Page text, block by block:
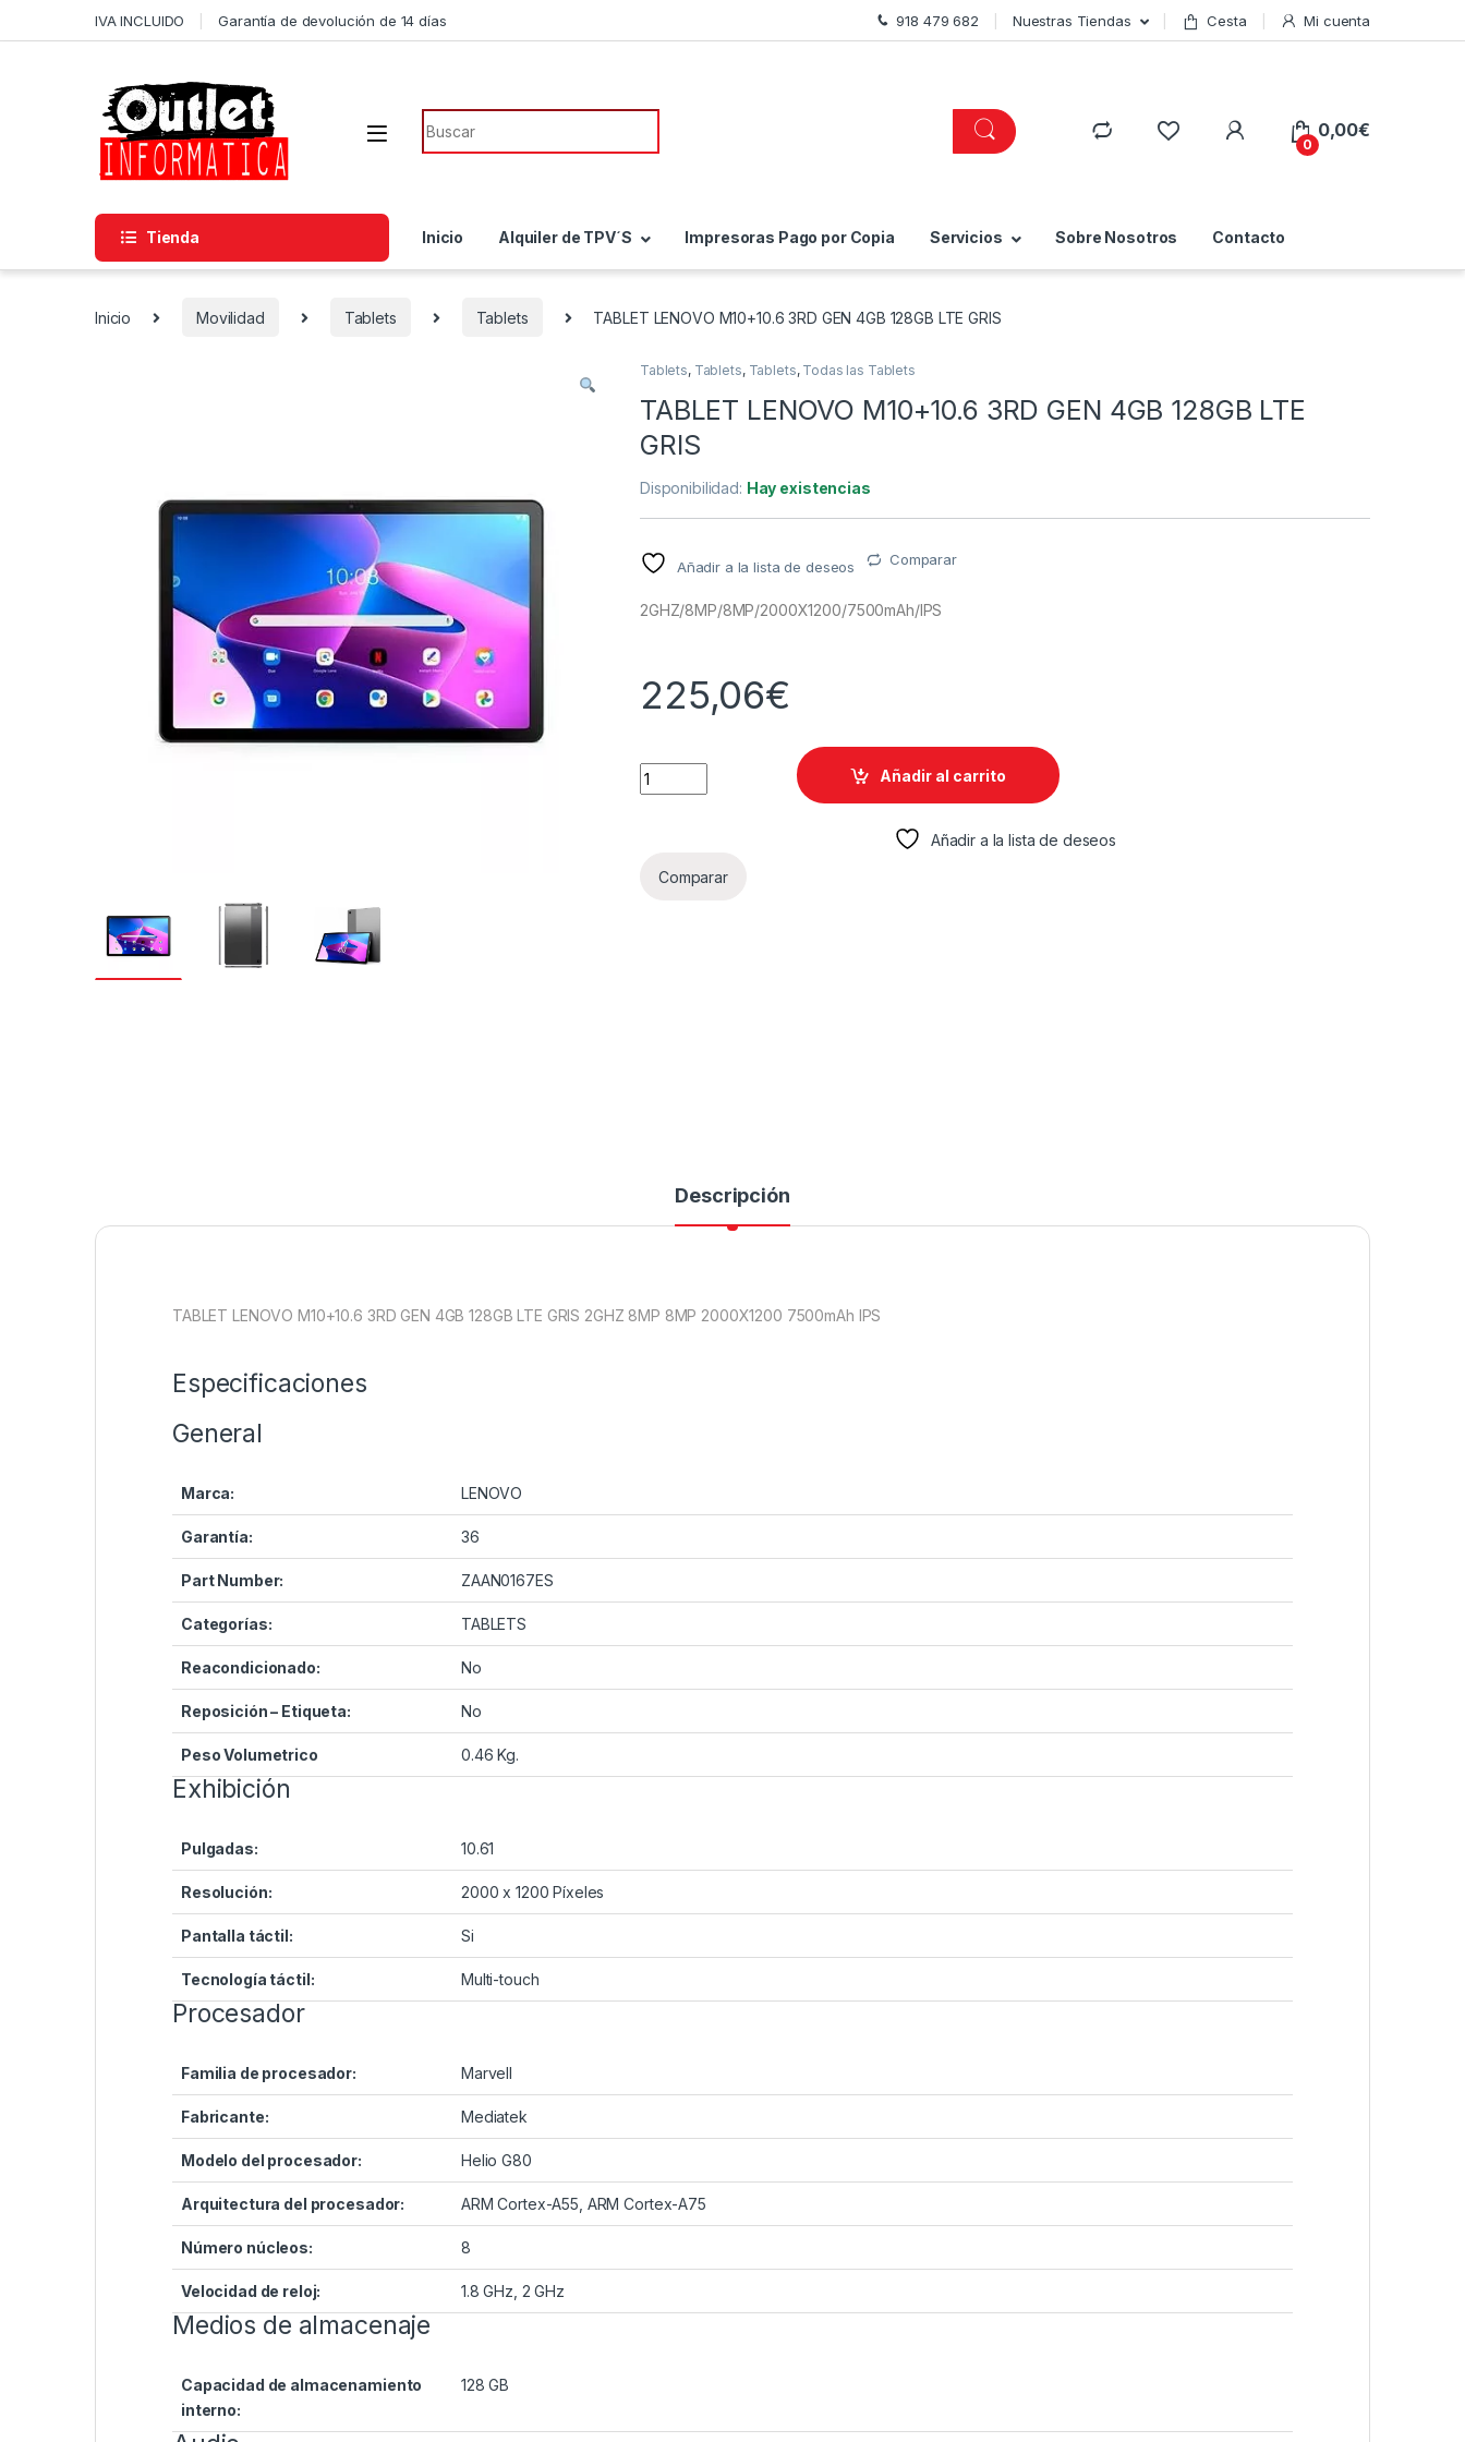
IVA INCLUIDO Garantía de devolución de 14 días 918 479 682 Nuestras Tiendas Cesta Mi cuenta
Búsqueda de:
0
0,00€
Tienda Inicio Alquiler de TPV´S Impresoras Pago por Copia Servicios Sobre Nosotros Contacto
Inicio Movilidad Tablets Tablets TABLET LENOVO M10+10.6 3RD GEN 4GB 128GB LTE GRIS
Tablets, Tablets, Tablets, Todas las Tablets
TABLET LENOVO M10+10.6 3RD GEN 4GB 128GB LTE
GRIS
Disponibilidad: Hay existencias
Añadir a la lista de deseos Comparar
2GHZ/8MP/8MP/2000X1200/7500mAh/IPS
225,06€
TABLET LENOVO M10+10.6 3RD GEN 4GB 128GB LTE GRIS cantidad
Añadir al carrito
Añadir a la lista de deseos
Comparar
Descripción
TABLET LENOVO M10+10.6 3RD GEN 4GB 128GB LTE GRIS 2GHZ 8MP 8MP 2000X1200 7500mAh IPS
Especificaciones
General
Marca: LENOVO
Garantía: 36
Part Number: ZAAN0167ES
Categorías: TABLETS
Reacondicionado: No
Reposición – Etiqueta: No
Peso Volumetrico 0.46 Kg.
Exhibición
Pulgadas: 10.61
Resolución: 2000 x 1200 Píxeles
Pantalla táctil: Si
Tecnología táctil: Multi-touch
Procesador
Familia de procesador: Marvell
Fabricante: Mediatek
Modelo del procesador: Helio G80
Arquitectura del procesador: ARM Cortex-A55, ARM Cortex-A75
Número núcleos: 8
Velocidad de reloj: 1.8 GHz, 2 GHz
Medios de almacenaje
Capacidad de almacenamiento
interno:
128 GB